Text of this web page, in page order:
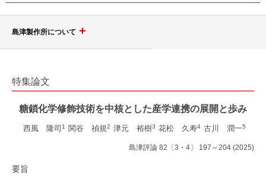
島津製作所について
社長挨拶
企業理念、行動方針
ダイバーシティ推進
調達
島津製作所を知る
特集論文
糖鎖化学修飾技術を中核とした産学連携の展開と歩み
西風 隆司 1 関谷 禎規2 津元 裕樹3 花松 久寿4 古川 潤一5
島津評論 82〔3・4〕 197～204 (2025)
要旨